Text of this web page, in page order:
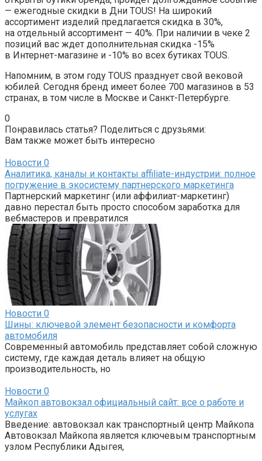
— ежегодные скидки в Дни TOUS! На широкий
ассортимент изделий предлагается скидка в 30%,
на отдельный ассортимент — 40%. При наличии в чеке 2
позиций вас ждет дополнительная скидка -15%
в Интернет-магазине и -10% во всех бутиках TOUS.
Напомним, в этом году TOUS празднует свой вековой
юбилей. Сегодня бренд имеет более 700 магазинов в 53
странах, в том числе в Москве и Санкт-Петербурге.
0
Понравилась статья? Поделиться с друзьями:
Вам также может быть интересно
Новости 0
Аналитика, каналы и контакты affiliate-индустрии: полное
погружение в экосистему партнерского маркетинга
Партнерский маркетинг (или аффилиат-маркетинг)
давно перестал быть просто способом заработка для
вебмастеров и превратился
Новости 0
Шины: ключевой элемент безопасности и комфорта
автомобиля
Современный автомобиль представляет собой сложную
систему, где каждая деталь влияет на общую
производительность, но
Новости 0
Майкоп автовокзал официальный сайт: все о работе и
услугах
Введение: автовокзал как транспортный центр Майкопа
Автовокзал Майкопа является ключевым транспортным
узлом Республики Адыгея,